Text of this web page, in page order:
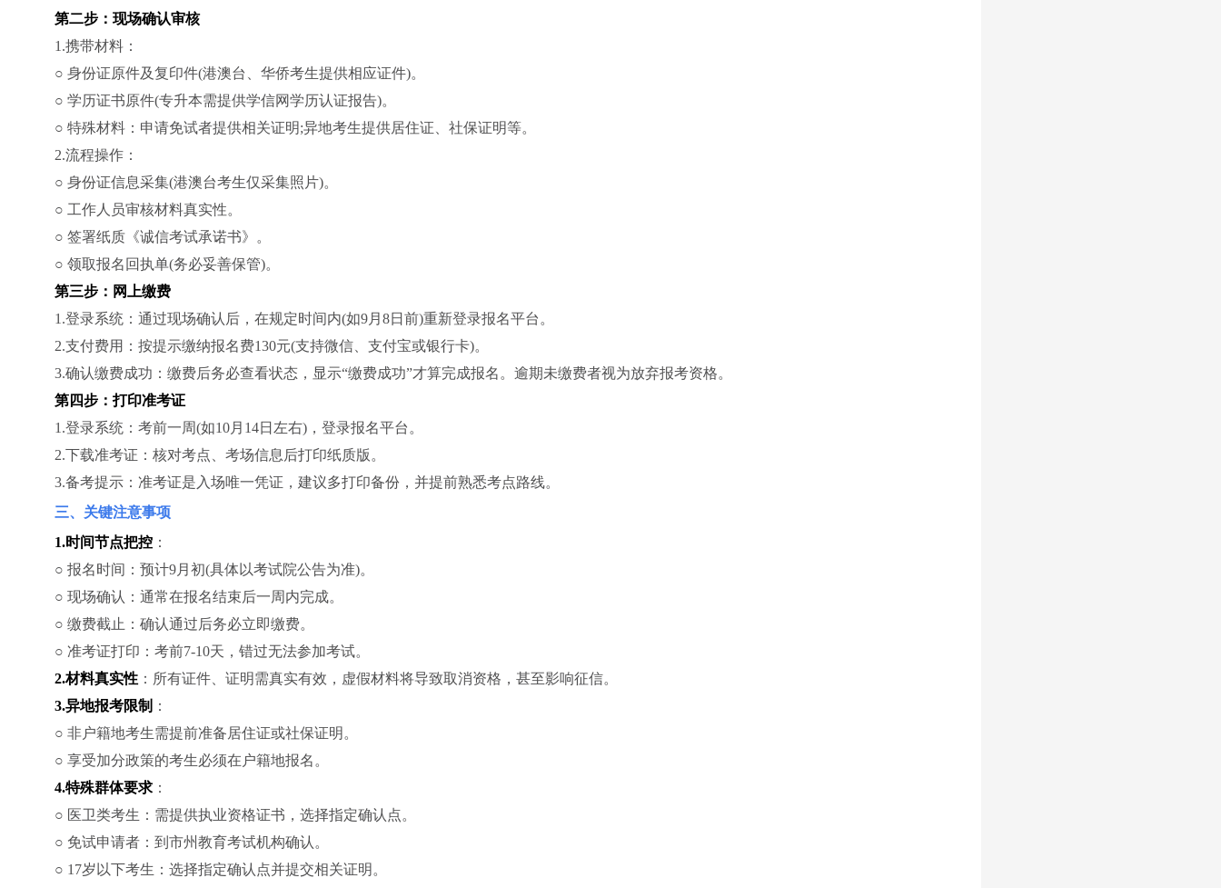
第二步：现场确认审核
1.携带材料：
○ 身份证原件及复印件(港澳台、华侨考生提供相应证件)。
○ 学历证书原件(专升本需提供学信网学历认证报告)。
○ 特殊材料：申请免试者提供相关证明;异地考生提供居住证、社保证明等。
2.流程操作：
○ 身份证信息采集(港澳台考生仅采集照片)。
○ 工作人员审核材料真实性。
○ 签署纸质《诚信考试承诺书》。
○ 领取报名回执单(务必妥善保管)。
第三步：网上缴费
1.登录系统：通过现场确认后，在规定时间内(如9月8日前)重新登录报名平台。
2.支付费用：按提示缴纳报名费130元(支持微信、支付宝或银行卡)。
3.确认缴费成功：缴费后务必查看状态，显示“缴费成功”才算完成报名。逾期未缴费者视为放弃报考资格。
第四步：打印准考证
1.登录系统：考前一周(如10月14日左右)，登录报名平台。
2.下载准考证：核对考点、考场信息后打印纸质版。
3.备考提示：准考证是入场唯一凭证，建议多打印备份，并提前熟悉考点路线。
三、关键注意事项
1.时间节点把控 ：
○ 报名时间：预计9月初(具体以考试院公告为准)。
○ 现场确认：通常在报名结束后一周内完成。
○ 缴费截止：确认通过后务必立即缴费。
○ 准考证打印：考前7-10天，错过无法参加考试。
2.材料真实性 ：所有证件、证明需真实有效，虚假材料将导致取消资格，甚至影响征信。
3.异地报考限制 ：
○ 非户籍地考生需提前准备居住证或社保证明。
○ 享受加分政策的考生必须在户籍地报名。
4.特殊群体要求 ：
○ 医卫类考生：需提供执业资格证书，选择指定确认点。
○ 免试申请者：到市州教育考试机构确认。
○ 17岁以下考生：选择指定确认点并提交相关证明。